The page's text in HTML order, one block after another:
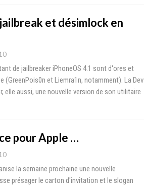
et désimlock en
de jailbreaker iPhoneOS 4.1 sont d'ores et
(GreenPois0n et Liemra1n, notamment). La Dev
elle aussi, une nouvelle version de son utilitaire
pour Apple …
la semaine prochaine une nouvelle
présager le carton d'invitation et le slogan